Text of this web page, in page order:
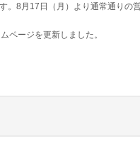
。8月17日（月）より通常通りの
ページを更新しました。